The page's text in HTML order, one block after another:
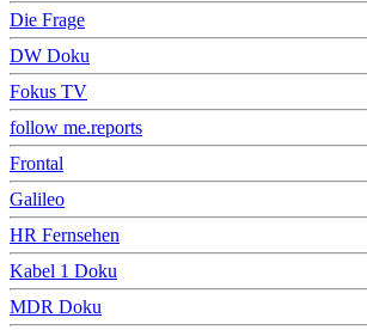
Die Frage
DW Doku
Fokus TV
follow me.reports
Frontal
Galileo
HR Fernsehen
Kabel 1 Doku
MDR Doku